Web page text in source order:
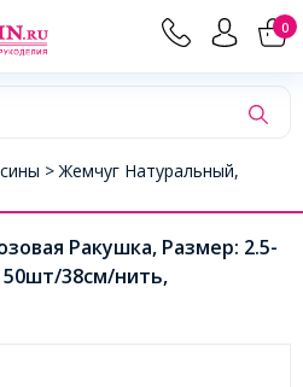
0
>Жемчуг Натуральный,
Ракушка, Размер: 2.5-
38см/нить,